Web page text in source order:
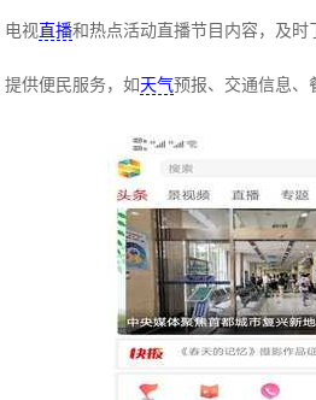
电视直播和热点活动直播节目内容，及时
提供便民服务，如天气预报、交通信息、